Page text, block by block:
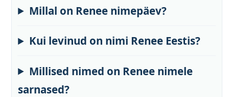
Millal on Renee nimepäev?
Kui levinud on nimi Renee Eestis?
Millised nimed on Renee nimele
sarnased?